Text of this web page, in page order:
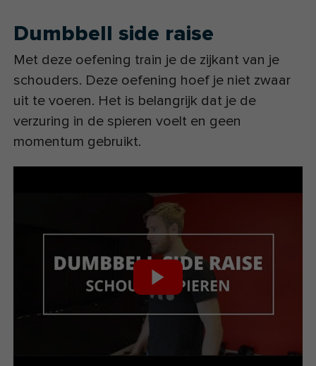
Dumbbell side raise
Met deze oefening train je de zijkant van je
schouders. Deze oefening hoef je niet zwaar
uit te voeren. Het is belangrijk dat je de
verzuring in de spieren voelt en geen
momentum gebruikt.